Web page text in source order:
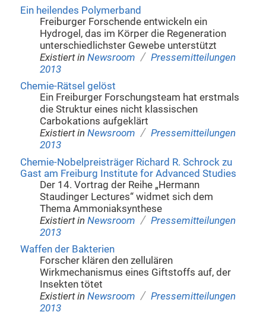
Ein heilendes Polymerband
Freiburger Forschende entwickeln ein
Hydrogel, das im Körper die Regeneration
unterschiedlichster Gewebe unterstützt
Existiert in Newsroom / Pressemitteilungen
2013
Chemie-Rätsel gelöst
Ein Freiburger Forschungsteam hat erstmals
die Struktur eines nicht klassischen
Carbokations aufgeklärt
Existiert in Newsroom / Pressemitteilungen
2013
Chemie-Nobelpreisträger Richard R. Schrock zu
Gast am Freiburg Institute for Advanced Studies
Der 14. Vortrag der Reihe „Hermann
Staudinger Lectures“ widmet sich dem
Thema Ammoniaksynthese
Existiert in Newsroom / Pressemitteilungen
2013
Waffen der Bakterien
Forscher klären den zellulären
Wirkmechanismus eines Giftstoffs auf, der
Insekten tötet
Existiert in Newsroom / Pressemitteilungen
2013